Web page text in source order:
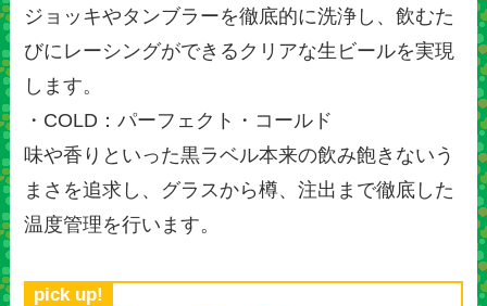
ジョッキやタンブラーを徹底的に洗浄し、飲むた
びにレーシングができるクリアな生ビールを実現
します。
・COLD：パーフェクト・コールド
味や香りといった黒ラベル本来の飲み飽きないう
まさを追求し、グラスから樽、注出まで徹底した
温度管理を行います。
pick up!